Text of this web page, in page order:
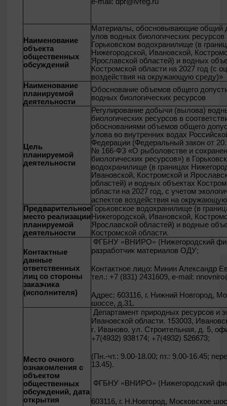
Наименование
объекта
общественных
обсуждений
Материалы, обосновывающие общий
улов водных биологических ресурсов
Горьковском водохранилище (в
Нижегородской, Ивановской,
Ярославской областей) и водных
Костромской области на 2027 год (с
воздействия на окружающую среду)»
Наименование
планируемой
деятельности
Обоснование объемов общего
водных биологических ресурсов
Цель
планируемой
деятельности
Регулирование добычи (вылова)
биологических ресурсов в
обоснованиями объемов общего
улова во внутренних водах
Федерации (Федеральный закон от
№ 166-ФЗ «О рыболовстве и
биологических ресурсов») в
водохранилище (в границах
Ивановской, Костромской и
областей) и водных объектах
области на 2027 год, с учетом
аспектов воздействия на
Предварительное
место реализации
планируемой
деятельности
Горьковское водохранилище (в
Нижегородской, Ивановской,
Ярославской областей) и водные
Костромской области.
Контактные
данные
ответственных
лиц со стороны
заказчика
(исполнителя)
ФГБНУ «ВНИРО» (Нижегородский
разработчик материалов ОДУ;
Контактное лицо: Минин Александр
тел.: +7 (831) 2431609, e-mail:
Адрес: 603116, г. Нижний Новгород,
шоссе, д.31.
Место очного
ознакомления с
объектом
общественных
обсуждений, дата
открытия
Департамент природных ресурсов и
Ивановской области. 153003,
г. Иваново, ул. Строительная, д. 5,
+7(4932) 938174; +7(4932) 526673;
(Пн.-чт.: 9.00-18.00; пт.: 9.00-16.45;
13.45).
ФГБНУ «ВНИРО» (Нижегородский
603116, г. Н.Новгород, Московское